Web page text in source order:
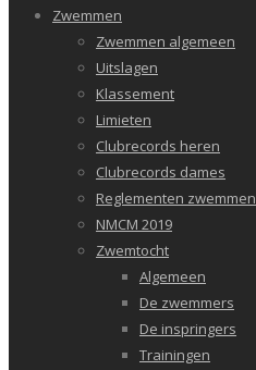
Zwemmen
Zwemmen algemeen
Uitslagen
Klassement
Limieten
Clubrecords heren
Clubrecords dames
Reglementen zwemmen
NMCM 2019
Zwemtocht
Algemeen
De zwemmers
De inspringers
Trainingen